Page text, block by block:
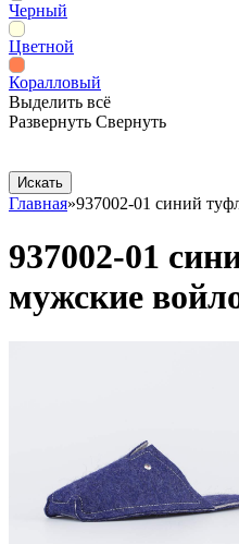
Черный
Цветной
Коралловый
Выделить всё
Развернуть Свернуть
Главная»937002-01 синий
937002-01
мужские